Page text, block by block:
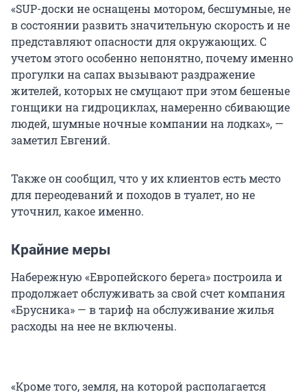
«SUP-доски не оснащены мотором, бесшумные, не
в состоянии развить значительную скорость и не
представляют опасности для окружающих. С
учетом этого особенно непонятно, почему именно
прогулки на сапах вызывают раздражение
жителей, которых не смущают при этом бешеные
гонщики на гидроциклах, намеренно сбивающие
людей, шумные ночные компании на лодках», —
заметил Евгений.
Также он сообщил, что у их клиентов есть место
для переодеваний и походов в туалет, но не
уточнил, какое именно.
Крайние меры
Набережную «Европейского берега» построила и
продолжает обслуживать за свой счет компания
«Брусника» — в тариф на обслуживание жилья
расходы на нее не включены.
«Кроме того, земля, на которой располагается